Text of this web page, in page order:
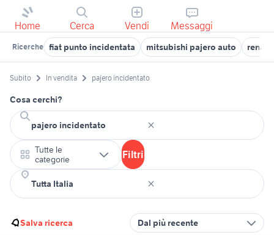
Home Cerca Vendi Messaggi
Ricerche fiat punto incidentata mitsubishi pajero auto
Subito In vendita pajero incidentato
Cosa cerchi?
Tutte le
categorie
Filtri
Salva ricerca Dal più recente